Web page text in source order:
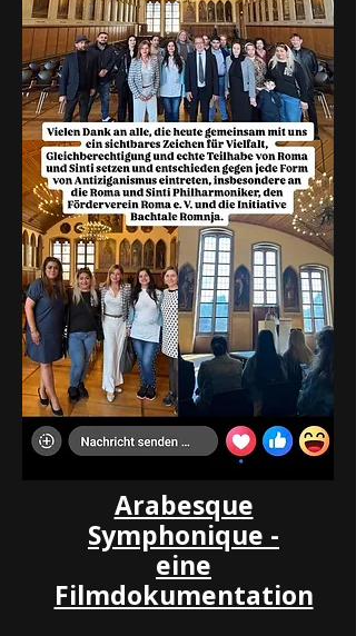
Arabesque
Symphonique -
eine
Filmdokumentation